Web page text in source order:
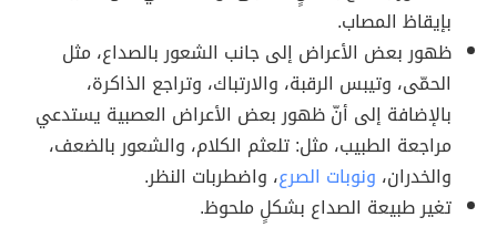
بإيقاظ المصاب.
ظهور بعض الأعراض إلى جانب الشعور بالصداع، مثل
الحمّى، وتيبس الرقبة، والارتباك، وتراجع الذاكرة،
بالإضافة إلى أنّ ظهور بعض الأعراض العصبية يستدعي
مراجعة الطبيب، مثل: تلعثم الكلام، والشعور بالضعف،
والخدران، ونوبات الصرع، واضطربات النظر.
تغير طبيعة الصداع بشكلٍ ملحوظ.